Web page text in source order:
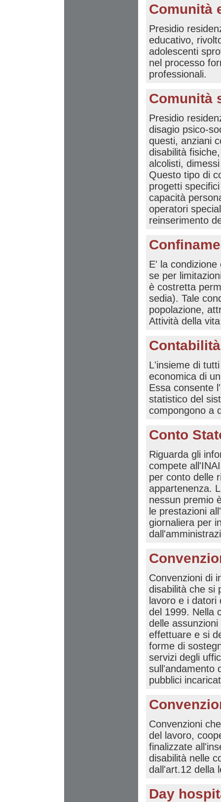
Comunità
Presidio
educativo,
adolescenti
nel processo
professionali.
Comunità
Presidio
disagio psico-
questi, anziani
disabilità
alcolisti,
Questo tipo di
progetti
capacità
operatori
reinserimento
E' la
se per
è costretta
sedia). Tale
popolazione,
Attività della
L'insieme di
economica di
Essa consente
statistico del
compongono a
Conto
Riguarda gli
compete
per conto delle
appartenenza.
nessun premio
le prestazioni
giornaliera per
Convenzioni di
disabilità che si
lavoro e i
del 1999. Nella
delle
effettuare e si
forme di
servizi degli
sull'andamento
pubblici
Convenzioni
del lavoro,
finalizzate
disabilità nelle
dall'art.12 della
Day